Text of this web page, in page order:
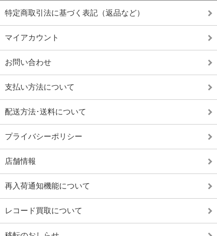
特定商取引法に基づく表記（返品など）
マイアカウント
お問い合わせ
支払い方法について
配送方法･送料について
プライバシーポリシー
店舗情報
再入荷通知機能について
レコード買取について